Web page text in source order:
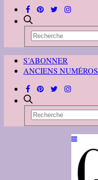
S’ABONNER
ANCIENS NUMÉROS